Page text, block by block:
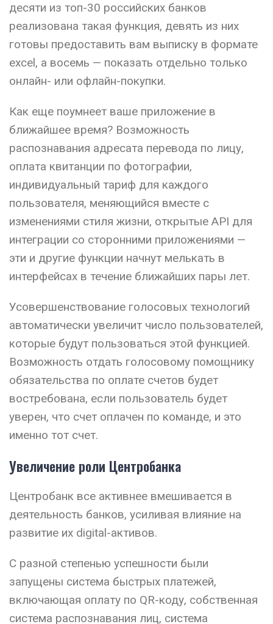
десяти из топ-30 российских банков
реализована такая функция, девять из них
готовы предоставить вам выписку в формате
excel, а восемь — показать отдельно только
онлайн- или офлайн-покупки.
Как еще поумнеет ваше приложение в
ближайшее время? Возможность
распознавания адресата перевода по лицу,
оплата квитанции по фотографии,
индивидуальный тариф для каждого
пользователя, меняющийся вместе с
изменениями стиля жизни, открытые API для
интеграции со сторонними приложениями —
эти и другие функции начнут мелькать в
интерфейсах в течение ближайших пары лет.
Усовершенствование голосовых технологий
автоматически увеличит число пользователей,
которые будут пользоваться этой функцией.
Возможность отдать голосовому помощнику
обязательства по оплате счетов будет
востребована, если пользователь будет
уверен, что счет оплачен по команде, и это
именно тот счет.
Увеличение роли Центробанка
Центробанк все активнее вмешивается в
деятельность банков, усиливая влияние на
развитие их digital-активов.
С разной степенью успешности были
запущены система быстрых платежей,
включающая оплату по QR-коду, собственная
система распознавания лиц, система